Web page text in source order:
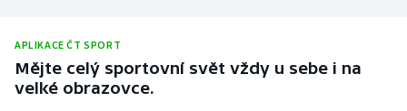
APLIKACE ČT SPORT
Mějte celý sportovní svět vždy u sebe i na
velké obrazovce.